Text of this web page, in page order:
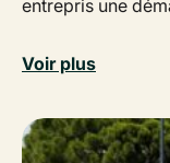
entrepris une
Voir plus